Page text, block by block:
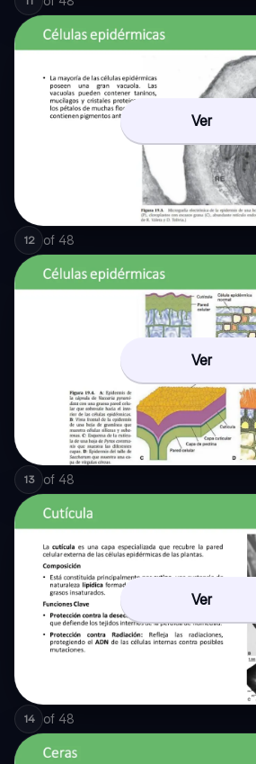
Ver
12 of 48
Ver
13 of 48
Ver
14 of 48